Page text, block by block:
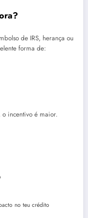
de IRS, herança ou
forma de:
o incentivo é maior.
no teu crédito